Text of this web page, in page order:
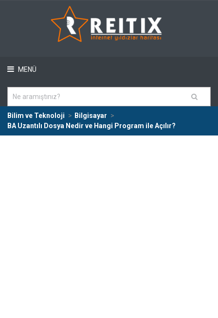
MENÜ
Bilim ve Teknoloji
Bilgisayar
BA Uzantılı Dosya Nedir ve Hangi Program ile Açılır?